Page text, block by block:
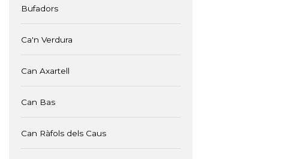
Bufadors
Ca'n Verdura
Can Axartell
Can Bas
Can Ràfols dels Caus